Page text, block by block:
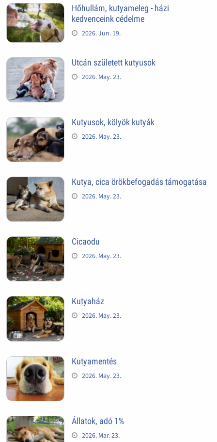
Hőhullám, kutyameleg - házi
kedvenceink cédelme
2026. Jun. 19.
Utcán született kutyusok
2026. May. 23.
Kutyusok, kölyök kutyák
2026. May. 23.
Kutya, cica örökbefogadás támogatása
2026. May. 23.
Cicaodu
2026. May. 23.
Kutyaház
2026. May. 23.
Kutyamentés
2026. May. 23.
Állatok, adó 1%
2026. Mar. 23.